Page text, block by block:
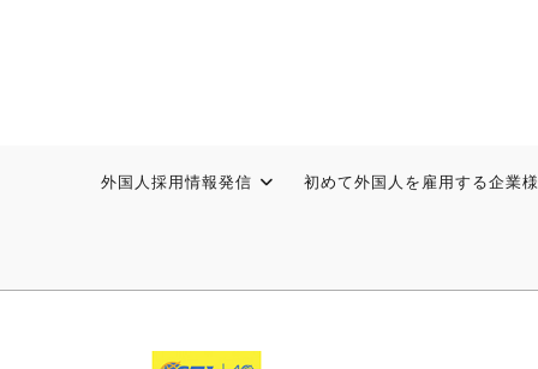
外国人採用情報発信 初めて外国人を雇用する企業様